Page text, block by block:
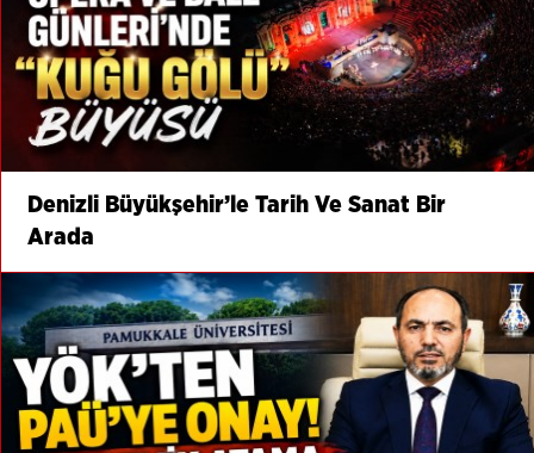
Denizli Büyükşehir’le Tarih Ve Sanat Bir
Arada